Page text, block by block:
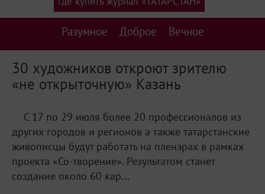
Разумное Доброе Вечное
30 художников откроют зрителю
«не открыточную» Казань
С 17 по 29 июля более 20 профессионалов из
других городов и регионов а также татарстанские
живописцы будут работать на пленэрах в рамках
проекта «Со-творение». Результатом станет
создание около 60 кар...